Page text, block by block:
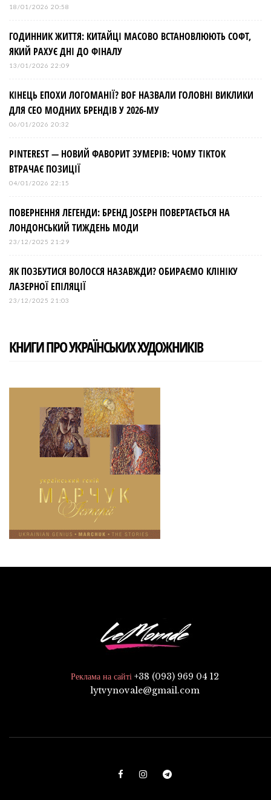
18/01/2026 20:58
ГОДИННИК ЖИТТЯ: КИТАЙЦІ МАСОВО ВСТАНОВЛЮЮТЬ СОФТ,
ЯКИЙ РАХУЄ ДНІ ДО ФІНАЛУ
13/01/2026 22:09
КІНЕЦЬ ЕПОХИ ЛОГОМАНІЇ? BOF НАЗВАЛИ ГОЛОВНІ ВИКЛИКИ
ДЛЯ СЕО МОДНИХ БРЕНДІВ У 2026-МУ
06/01/2026 20:32
PINTEREST — НОВИЙ ФАВОРИТ ЗУМЕРІВ: ЧОМУ TIKTOK
ВТРАЧАЄ ПОЗИЦІЇ
04/01/2026 22:15
ПОВЕРНЕННЯ ЛЕГЕНДИ: БРЕНД JOSEPH ПОВЕРТАЄТЬСЯ НА
ЛОНДОНСЬКИЙ ТИЖДЕНЬ МОДИ
23/12/2025 21:29
ЯК ПОЗБУТИСЯ ВОЛОССЯ НАЗАВЖДИ? ОБИРАЄМО КЛІНІКУ
ЛАЗЕРНОЇ ЕПІЛЯЦІЇ
23/12/2025 21:03
КНИГИ ПРО УКРАЇНСЬКИХ ХУДОЖНИКІВ
Реклама на сайті +38 (093) 969 04 12
lytvynovale@gmail.com